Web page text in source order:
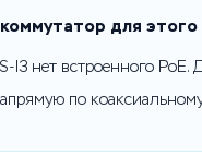
для
I3 нет встроенного
по